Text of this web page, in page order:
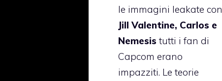
le immagini leakate con
Jill Valentine, Carlos e
Nemesis tutti i fan di
Capcom erano
impazziti. Le teorie